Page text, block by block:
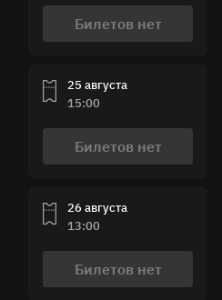
Билетов нет
25 августа
15:00
Билетов нет
26 августа
13:00
Билетов нет